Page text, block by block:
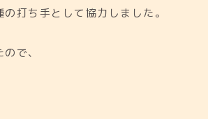
打ち手として協力しました。
で、